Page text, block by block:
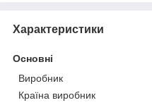
Характеристики
Основні
Виробник
Країна виробник